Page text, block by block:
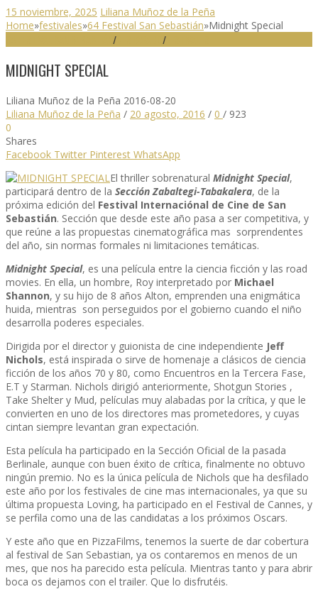
15 noviembre, 2025 Liliana Muñoz de la Peña
Home»festivales»64 Festival San Sebastián»Midnight Special
/ /
MIDNIGHT SPECIAL
Liliana Muñoz de la Peña 2016-08-20
Liliana Muñoz de la Peña / 20 agosto, 2016 / 0 / 923
0
Shares
Facebook Twitter Pinterest WhatsApp
El thriller sobrenatural Midnight Special,
participará dentro de la Sección Zabaltegi-Tabakalera, de la
próxima edición del Festival Internaciónal de Cine de San
Sebastián. Sección que desde este año pasa a ser competitiva, y
que reúne a las propuestas cinematográfica mas sorprendentes
del año, sin normas formales ni limitaciones temáticas.
Midnight Special, es una película entre la ciencia ficción y las road
movies. En ella, un hombre, Roy interpretado por Michael
Shannon, y su hijo de 8 años Alton, emprenden una enigmática
huida, mientras son perseguidos por el gobierno cuando el niño
desarrolla poderes especiales.
Dirigida por el director y guionista de cine independiente Jeff
Nichols, está inspirada o sirve de homenaje a clásicos de ciencia
ficción de los años 70 y 80, como Encuentros en la Tercera Fase,
E.T y Starman. Nichols dirigió anteriormente, Shotgun Stories ,
Take Shelter y Mud, películas muy alabadas por la crítica, y que le
convierten en uno de los directores mas prometedores, y cuyas
cintan siempre levantan gran expectación.
Esta película ha participado en la Sección Oficial de la pasada
Berlinale, aunque con buen éxito de crítica, finalmente no obtuvo
ningún premio. No es la única película de Nichols que ha desfilado
este año por los festivales de cine mas internacionales, ya que su
última propuesta Loving, ha participado en el Festival de Cannes, y
se perfila como una de las candidatas a los próximos Oscars.
Y este año que en PizzaFilms, tenemos la suerte de dar cobertura
al festival de San Sebastian, ya os contaremos en menos de un
mes, que nos ha parecido esta película. Mientras tanto y para abrir
boca os dejamos con el trailer. Que lo disfrutéis.